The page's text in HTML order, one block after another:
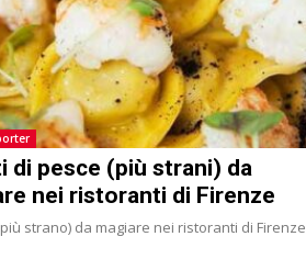
di pesce (più strani) da
nei ristoranti di Firenze
strano) da magiare nei ristoranti di Firenze